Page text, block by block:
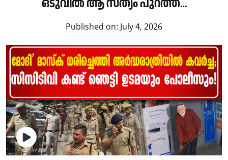
ഒടുവിൽ ആ സത്യം പുറത്ത്…
Published on: July 4, 2026